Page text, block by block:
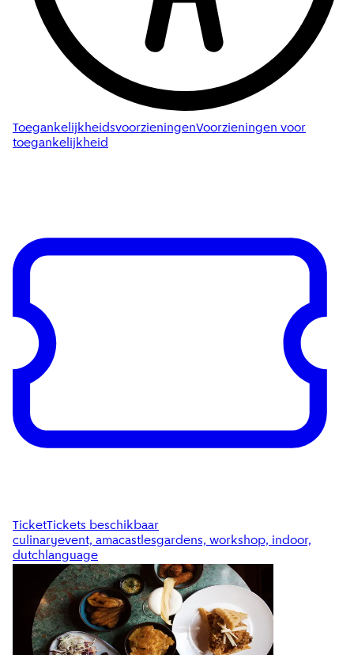
ToegankelijkheidsvoorzieningenVoorzieningen voor
toegankelijkheid
TicketTickets beschikbaar
culinaryevent, amacastlesgardens, workshop, indoor,
dutchlanguage